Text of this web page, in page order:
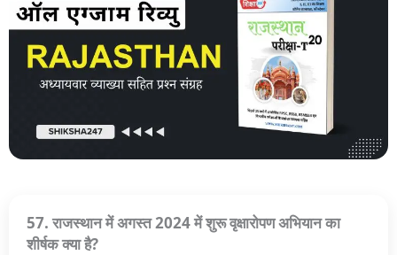
57. राजस्थान में अगस्त 2024 में शुरू वृक्षारोपण अभियान का
शीर्षक क्या है?